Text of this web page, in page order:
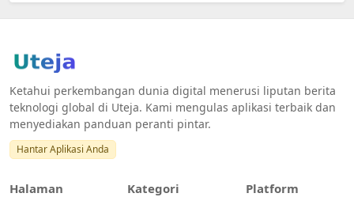
Ketahui perkembangan dunia digital menerusi liputan berita
teknologi global di Uteja. Kami mengulas aplikasi terbaik dan
menyediakan panduan peranti pintar.
Hantar Aplikasi Anda
Halaman Kategori Platform